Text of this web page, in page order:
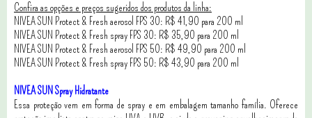
Confira as opções e preços sugeridos dos produtos da linha:
NIVEA SUN Protect & Fresh aerosol FPS 30: R$ 41,90 para 200 ml
NIVEA SUN Protect & Fresh spray FPS 30: R$ 35,90 para 200 ml
NIVEA SUN Protect & Fresh aerosol FPS 50: R$ 49,90 para 200 ml
NIVEA SUN Protect & Fresh spray FPS 50: R$ 43,90 para 200 ml
NIVEA SUN Spray Hidratante
Essa proteção vem em forma de spray e em embalagem tamanho família. Oferece